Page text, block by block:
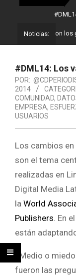
Noticias:
Estos son los
#DML14: Los
POR:
2014
COMUNIDAD,
EMPRESA,
USUARIOS
Los cambios
son el tema
realizadas en
Digital Media
la World
Publishers . En
están
¿Medio o
fueron las